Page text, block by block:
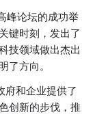
布：作为本次
布。该白皮
了当前全球
定可持续发
政策建议和
转型提供智